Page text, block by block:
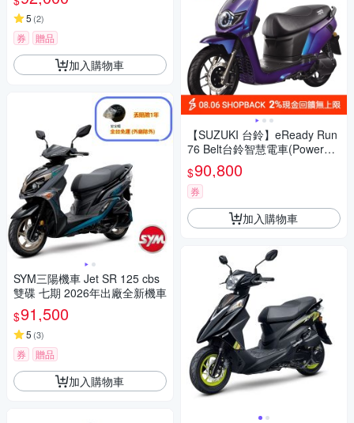
5 (2)
券 贈品
加入購物車
SYM三陽機車 Jet SR 125 cbs
雙碟 七期 2026年出廠全新機車
$91,500
5 (3)
券 贈品
加入購物車
【SUZUKI 台鈴】eReady Run
76 Belt台鈴智慧電車(Powered
By Gogoro Network)
$90,800
券
加入購物車